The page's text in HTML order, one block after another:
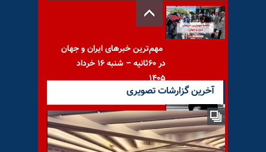
مهم‌ترین خبرهای ایران و جهان
در ۶۰ثانیه – شنبه ۱۶ خرداد
۱۴۰۵
افشاگری آخوند باقر خرازی از
آخرین گزارشات تصویری